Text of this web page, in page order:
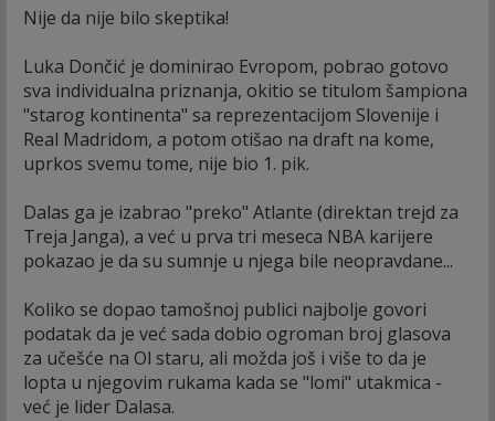
Nije da nije bilo skeptika!
Luka Dončić je dominirao Evropom, pobrao gotovo
sva individualna priznanja, okitio se titulom šampiona
"starog kontinenta" sa reprezentacijom Slovenije i
Real Madridom, a potom otišao na draft na kome,
uprkos svemu tome, nije bio 1. pik.
Dalas ga je izabrao "preko" Atlante (direktan trejd za
Treja Janga), a već u prva tri meseca NBA karijere
pokazao je da su sumnje u njega bile neopravdane...
Koliko se dopao tamošnoj publici najbolje govori
podatak da je već sada dobio ogroman broj glasova
za učešće na Ol staru, ali možda još i više to da je
lopta u njegovim rukama kada se "lomi" utakmica -
već je lider Dalasa.